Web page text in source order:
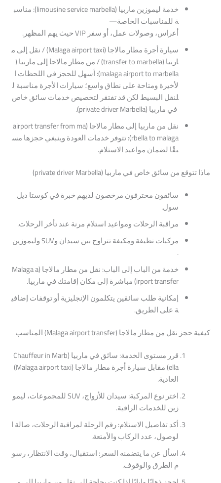
خدمةليموزينماربيا(limousine
servicemarbella)
:مناسب
للمناسباتالخاصة—
أعراس،وصولاتعمل،أوسفرVIPحيثيهمالمظهر.
سيارةأجرةمطارمالاجا(Malaga
airporttaxi)
/نقلإلىم
اربيا(transfer
tomarbella)
/منمطارمالاجاإلىماربيا(
malagaairporttomarbella)
:أسهلللحجزفياللحظاتا
لأخيرةومتاحةعلىنطاقواسع؛سياراتالأجرةمناسبةل
لنقلالبسيطلكنقد تفتقرلتخصيصخدماتسائقخاص
فيماربيا(private
driverMarbella)
.
نقلمنماربياإلىمطارمالاجا(airport
transferfromma
rbellatomalaga)
:تتوفرخدماتالعودةوينبغيحجزهامس
بقًالضمانمواعيدالاستلام.
ماذاتتوقعمنسائقخاصفيماربيا(private
driverMarbella)
سائقونمحترفونمرخصونلديهمخبرةفيكوستاديل
سول.
مراقبةالرحلاتومواعيداستلاممرنةعندتأخرالرحلات.
مركباتنظيفةومكيفةتتراوحبينسيدان وSUV
وليموزين
خدمةمنالبابإلىالباب:نقلمنمطارمالاجا(Malaga
a
irporttransfer) مباشرةإلىمكانإقامتكفيماربيا.
إمكانيةطلبسائقينيتكلمونالإنجليزيةأوتوقفاتإضافي
علىالطريق.
كيفيةحجزنقلمنمطارمالاجا(Malaga
airporttransfer)
المناسب
قررمستوىالخدمة:سائقفيماربيا(Chauffeur
inMarb
ella) مقابلسيارةأجرةمطارمالاجا(Malaga
airporttaxi)
العادية.
اخترنوعالمركبة:سيدان للأزواج،SUVللمجموعات،ليمو
زينللخدماتالراقية.
أكدتفاصيلالاستلام:رقمالرحلةلمراقبةالرحلات،صالةا
لوصول،عددالركابوالأمتعة.
اسألعنمايتضمنهالسعر:استقبال،وقتالانتظار،رسو
الطرقوالوقوف.